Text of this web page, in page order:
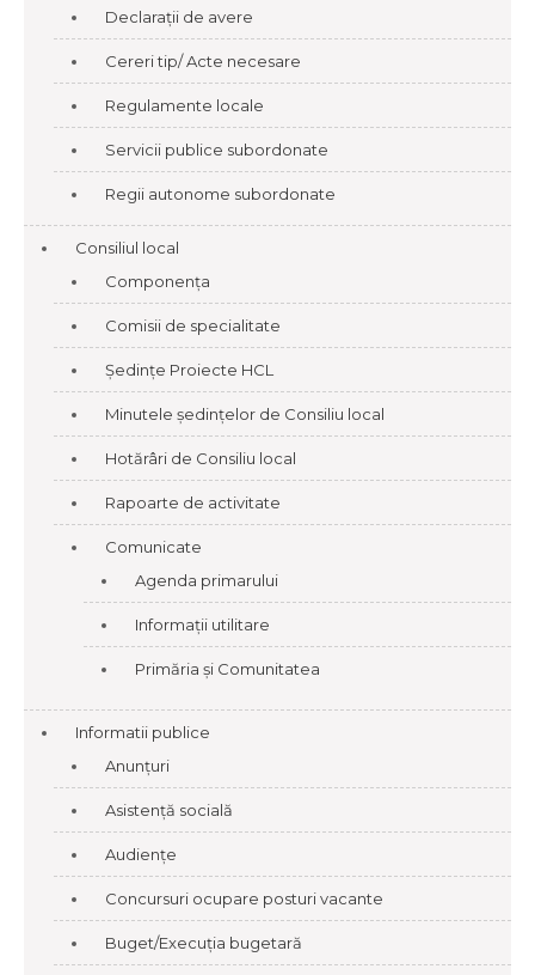
Declarații de avere
Cereri tip/ Acte necesare
Regulamente locale
Servicii publice subordonate
Regii autonome subordonate
Consiliul local
Componența
Comisii de specialitate
Ședințe Proiecte HCL
Minutele ședințelor de Consiliu local
Hotărâri de Consiliu local
Rapoarte de activitate
Comunicate
Agenda primarului
Informații utilitare
Primăria și Comunitatea
Informatii publice
Anunțuri
Asistență socială
Audiențe
Concursuri ocupare posturi vacante
Buget/Execuția bugetară